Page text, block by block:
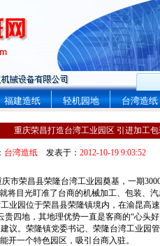
福建造纸 轻机园地 台湾造纸
重庆荣昌打造台湾工业园区 引进加工包
台湾造纸 发表于： 2012-10-19 9:03:52
庆市荣昌县荣隆台湾工业园奠基，一期
将目光盯准了台商的机械加工、包装、
业园位于荣昌县荣隆镇境内，在渝昆高
四地，其地理优势一直是客商的“心头好
。荣隆镇党委书记、荣隆台湾工业园
开一个特色园区，吸引台商入驻。